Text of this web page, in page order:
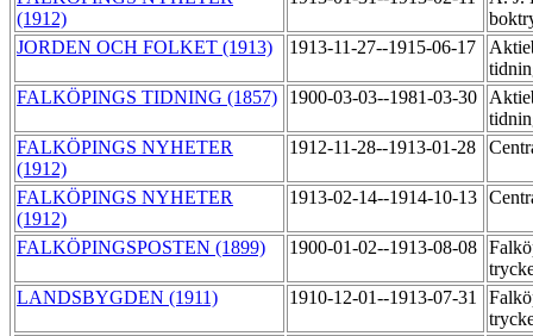
(1912)
JORDEN OCH FOLKET (1913)
1913-11-27--1915-06-17
FALKÖPINGS TIDNING (1857)
1900-03-03--1981-03-30
FALKÖPINGS NYHETER
(1912)
1912-11-28--1913-01-28
FALKÖPINGS NYHETER
(1912)
1913-02-14--1914-10-13
FALKÖPINGSPOSTEN (1899) 1900-01-02--1913-08-08
LANDSBYGDEN (1911)
1910-12-01--1913-07-31